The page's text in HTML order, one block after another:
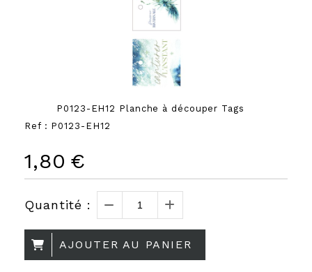
P0123-EH12 Planche à découper Tags
Ref : P0123-EH12
1,80 €
Quantité :
AJOUTER AU PANIER